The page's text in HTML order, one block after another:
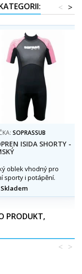
>
<
SOPRASSUB
ISIDA SHORTY -
oblek vhodný pro
sporty i potápění.
Skladem
PRODUKT,
>
<